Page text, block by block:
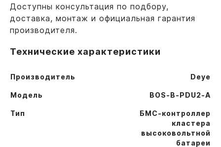
Доступны консультация по подбору,
доставка, монтаж и официальная гарантия
производителя.
Технические характеристики
Производитель Deye
Модель BOS-B-PDU2-A
Тип
БМС-контроллер
кластера
высоковольтной
батареи